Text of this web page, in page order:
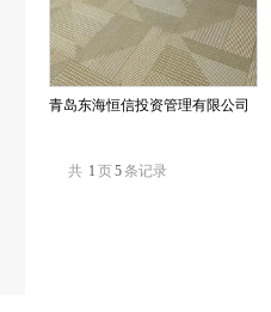
青岛东海恒信投资管理有限公司
共 1 页5条记录